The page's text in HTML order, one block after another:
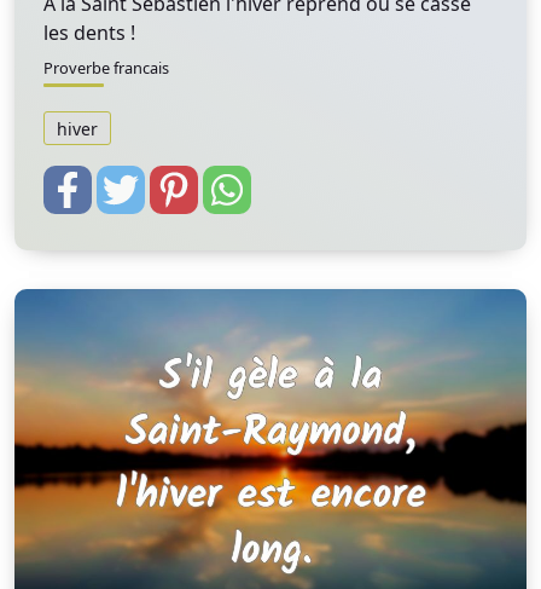
les dents !
Proverbe francais
hiver